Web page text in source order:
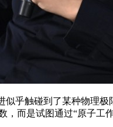
似乎触碰到了某种物理
，而是试图通过“原子